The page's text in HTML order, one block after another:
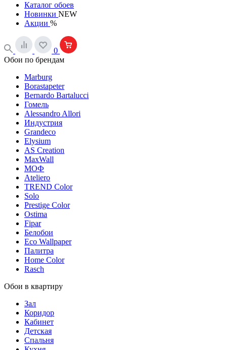
Каталог обоев
Новинки NEW
Акции %
0
Обои по брендам
Marburg
Borastapeter
Bernardo Bartalucci
Гомель
Alessandro Allori
Индустрия
Grandeco
Elysium
AS Creation
MaxWall
МОФ
Ateliero
TREND Color
Solo
Prestige Color
Ostima
Fipar
Белобои
Eco Wallpaper
Палитра
Home Color
Rasch
Обои в квартиру
Зал
Коридор
Кабинет
Детская
Спальня